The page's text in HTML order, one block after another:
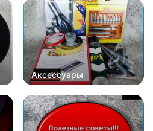
Аксессуары